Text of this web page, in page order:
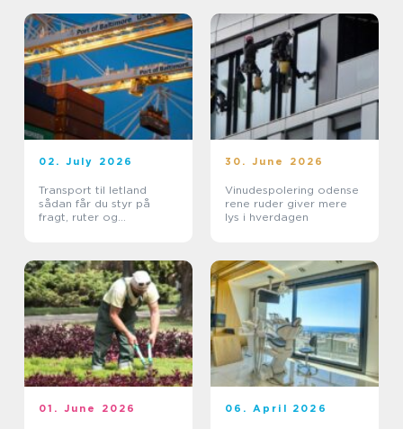
02. July 2026
Transport til letland
sådan får du styr på
fragt, ruter og
30. June 2026
Vinudespolering odense
rene ruder giver mere
lys i hverdagen
01. June 2026 06. April 2026